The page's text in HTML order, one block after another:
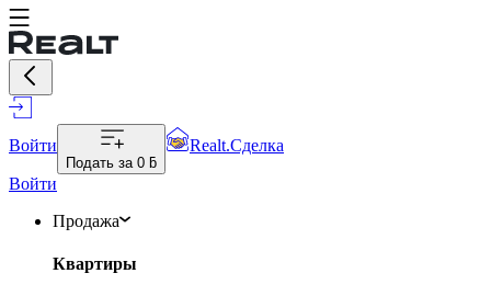
Войти
Подать за 0 ƃ
Realt.Сделка
Войти
Продажа
Квартиры